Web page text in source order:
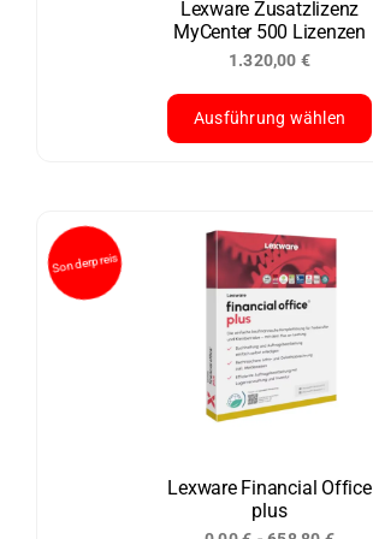
der
Produktseite
gewählt
werden
Lexware Zusatzlizenz
MyCenter 500 Lizenzen
1.320,00 €
Ausführung wählen
mehrere
Varianten
Optionen
können
der
Produktseite
Lexware Financial Office
plus